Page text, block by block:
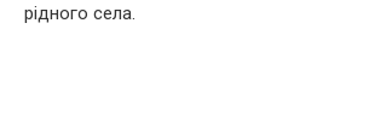
рідного села.